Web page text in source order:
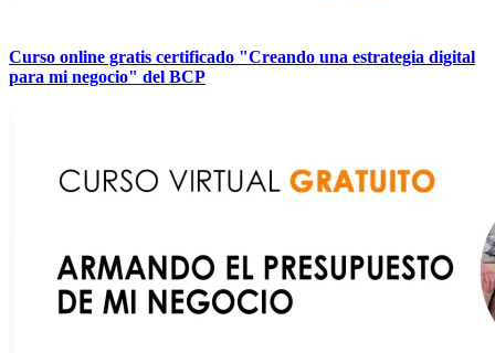
Curso online gratis certificado "Creando una estrategia digital
para mi negocio" del BCP